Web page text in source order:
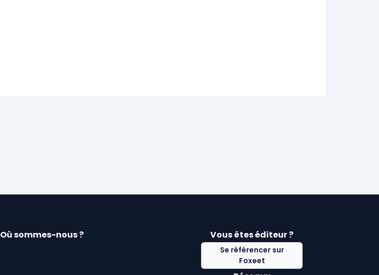
Où sommes-nous ? Vous êtes éditeur ?
Se référencer sur
Foxeet